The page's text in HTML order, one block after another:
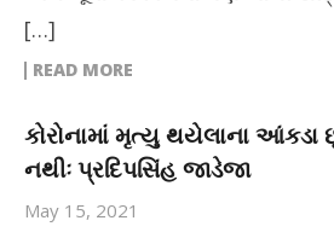
[…]
READ MORE
કોરોનામાં મૃત્યુ થયેલાના આંકડા
નથીઃ પ્રદિપસિંહ જાડેજા
May 15, 2021